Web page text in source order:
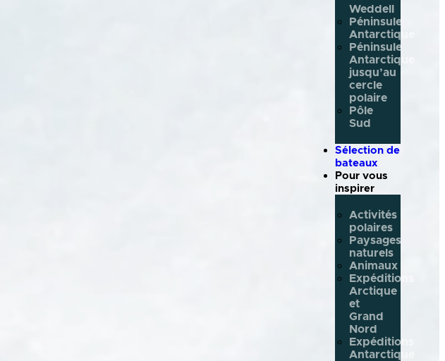
Weddell
Péninsule
Antarctique
Péninsule
Antarctique
jusqu’au
cercle
polaire
Pôle
Sud
Sélection de
bateaux
Pour vous
inspirer
Activités
polaires
Paysages
naturels
Animaux
Expéditions
Arctique
et
Grand
Nord
Expéditions
Antarctique